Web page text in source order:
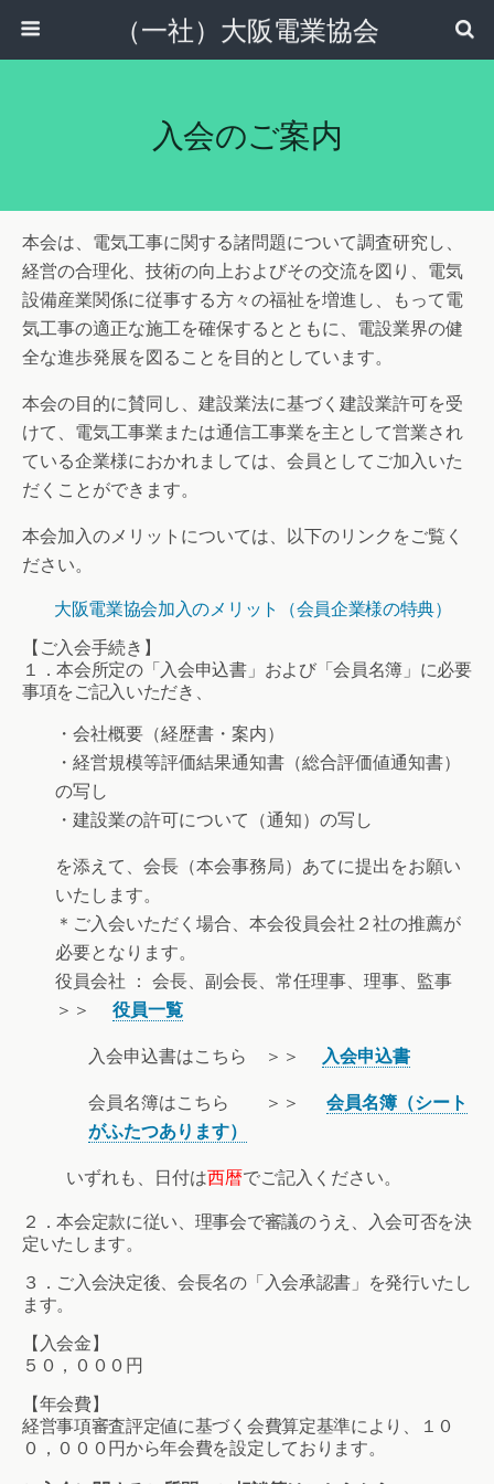
（一社）大阪電業協会
入会のご案内
本会は、電気工事に関する諸問題について調査研究し、
経営の合理化、技術の向上およびその交流を図り、電気
設備産業関係に従事する方々の福祉を増進し、もって電
気工事の適正な施工を確保するとともに、電設業界の健
全な進歩発展を図ることを目的としています。
本会の目的に賛同し、建設業法に基づく建設業許可を受
けて、電気工事業または通信工事業を主として営業され
ている企業様におかれましては、会員としてご加入いた
だくことができます。
本会加入のメリットについては、以下のリンクをご覧く
ださい。
大阪電業協会加入のメリット（会員企業様の特典）
【ご入会手続き】
１．本会所定の「入会申込書」および「会員名簿」に必要
事項をご記入いただき、
・会社概要（経歴書・案内）
・経営規模等評価結果通知書（総合評価値通知書）
の写し
・建設業の許可について（通知）の写し
を添えて、会長（本会事務局）あてに提出をお願い
いたします。
＊ご入会いただく場合、本会役員会社２社の推薦が
必要となります。
役員会社 ： 会長、副会長、常任理事、理事、監事
＞＞ 役員一覧
入会申込書はこちら ＞＞ 入会申込書
会員名簿はこちら ＞＞ 会員名簿（シート
がふたつあります）
いずれも、日付は西暦でご記入ください。
２．本会定款に従い、理事会で審議のうえ、入会可否を決
定いたします。
３．ご入会決定後、会長名の「入会承認書」を発行いたし
ます。
【入会金】
５０，０００円
【年会費】
経営事項審査評定値に基づく会費算定基準により、１０
０，０００円から年会費を設定しております。